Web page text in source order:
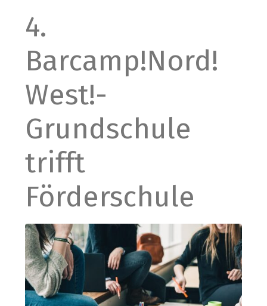
4.
Barcamp!Nord!
West!-
Grundschule
trifft
Förderschule